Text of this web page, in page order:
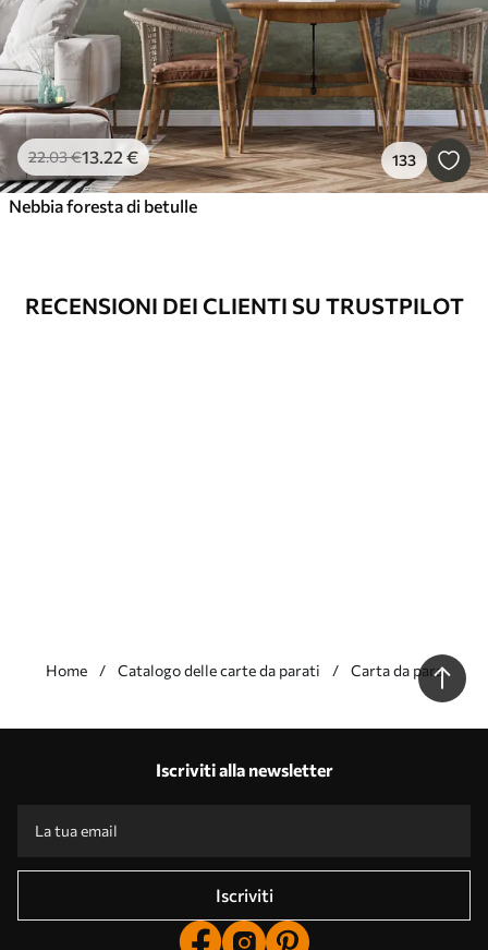
22.03€13.22 € 133
Nebbia foresta di betulle
RECENSIONI DEI CLIENTI SU TRUSTPILOT
Home Catalogo delle carte da parati Carta da parati
Produzione in base alle taglie individuali
Codici promozionali con sconti su ordinazione!
Iscriviti alla newsletter
Iscriviti